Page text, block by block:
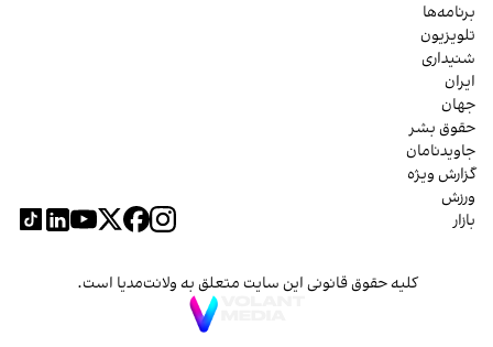
برنامه‌ها
تلویزیون
شنیداری
ایران
جهان
حقوق بشر
جاویدنامان
گزارش ویژه
ورزش
بازار
کلیه حقوق قانونی این سایت متعلق به ولانت‌مدیا است.